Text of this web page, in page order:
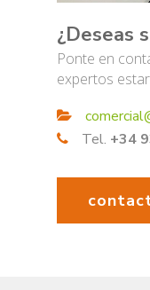
¿Deseas
Ponte en
expertos
Tel. +34